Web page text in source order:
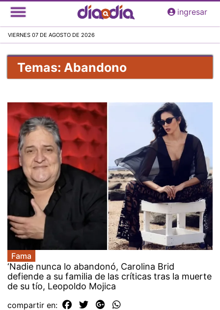
Pasar
al
principal
ingresar
VIERNES 07 DE AGOSTO DE 2026
Temas: Abandono
Fama
‘Nadie nunca lo abandonó, Carolina Brid
defiende a su familia de las críticas tras la muerte
de su tío, Leopoldo Mojica
compartir en: